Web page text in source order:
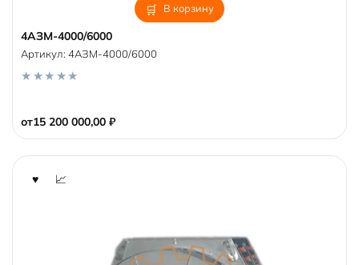
В корзину
4АЗМ-4000/6000
от15 200 000,00 ₽
Артикул: 4АЗМ-4000/6000
u
t
f